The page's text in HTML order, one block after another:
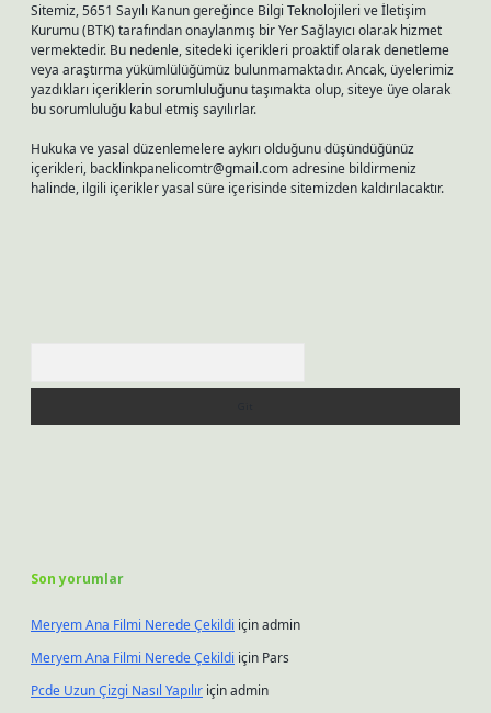
Sitemiz, 5651 Sayılı Kanun gereğince Bilgi Teknolojileri ve İletişim
Kurumu (BTK) tarafından onaylanmış bir Yer Sağlayıcı olarak hizmet
vermektedir. Bu nedenle, sitedeki içerikleri proaktif olarak denetleme
veya araştırma yükümlülüğümüz bulunmamaktadır. Ancak, üyelerimiz
yazdıkları içeriklerin sorumluluğunu taşımakta olup, siteye üye olarak
bu sorumluluğu kabul etmiş sayılırlar.
Hukuka ve yasal düzenlemelere aykırı olduğunu düşündüğünüz
içerikleri, backlinkpanelicomtr@gmail.comadresine bildirmeniz
halinde, ilgili içerikler yasal süre içerisinde sitemizden kaldırılacaktır.
Son yorumlar
Meryem Ana Filmi Nerede Çekildi içinadmin
Meryem Ana Filmi Nerede Çekildi için Pars
Pcde Uzun Çizgi Nasıl Yapılır içinadmin